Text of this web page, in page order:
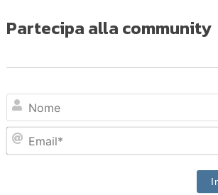
Partecipa alla community